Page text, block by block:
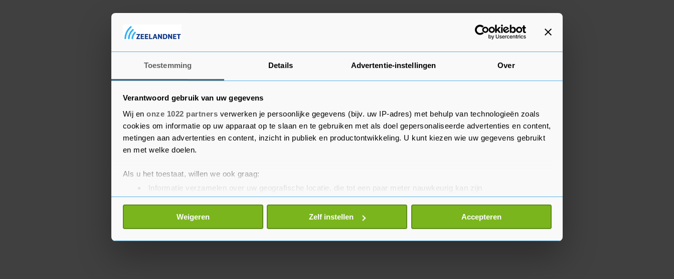
Toestemming Details Advertentie-instellingen Over
Verantwoord gebruik van uw gegevens
Wij en onze 1022 partners verwerken je persoonlijke gegevens (bijv. uw IP-adres) met behulp van technologieën zoals
cookies om informatie op uw apparaat op te slaan en te gebruiken met als doel gepersonaliseerde advertenties en content,
metingen aan advertenties en content, inzicht in publiek en productontwikkeling. U kunt kiezen wie uw gegevens gebruikt
en met welke doelen.
Als u het toestaat, willen we ook graag:
Informatie verzamelen over uw geografische locatie, die tot een paar meter nauwkeurig kan zijn
Uw apparaat identificeren door het actief te scannen op specifieke eigenschappen (fingerprinting)
Lees meer over hoe uw persoonlijke gegevens worden verwerkt en stel uw voorkeuren in het
detailgedeelte
toestemming op elk moment wijzigen of intrekken in de Cookieverklaring.
Weigeren Zelf instellen Accepteren
staan. Naast de tankautospuiten werd ook nog een
waterwagen opgeroepen. Rond 14.15 uur kon het sein
‘brand meester’ worden gegeven. De boten moeten
volgens de Veiligheidsregio Zeeland (VRZ) als verloren